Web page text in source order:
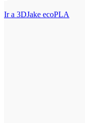
Ir a 3DJake ecoPLA